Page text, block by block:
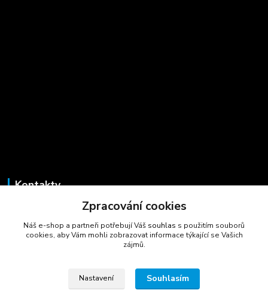
Kontakty
+420 723 725 881
(Po-Pá, 8-16 hod.)
Zpracování cookies
Náš e-shop a partneři potřebují Váš souhlas s použitím souborů
cookies, aby Vám mohli zobrazovat informace týkající se Vašich
zájmů.
Nastavení Souhlasím